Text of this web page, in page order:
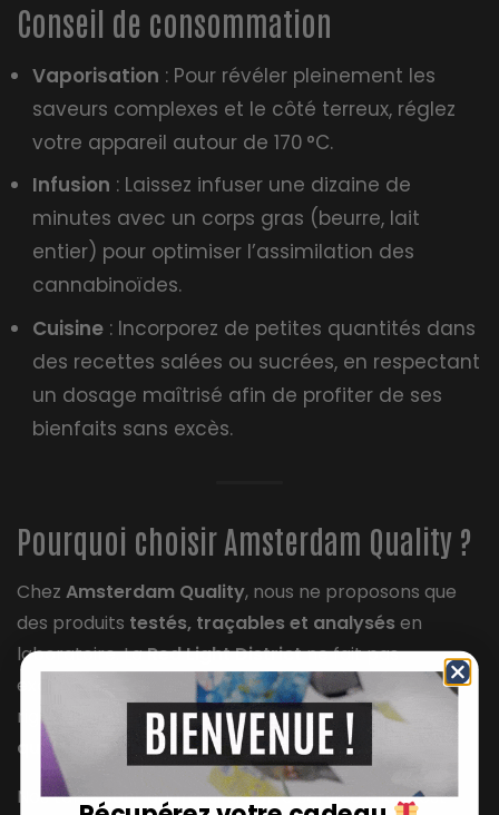
Conseil de consommation
Vaporisation : Pour révéler pleinement les
saveurs complexes et le côté terreux, réglez
votre appareil autour de 170 °C.
Infusion : Laissez infuser une dizaine de
minutes avec un corps gras (beurre, lait
entier) pour optimiser l’assimilation des
cannabinoïdes.
Cuisine : Incorporez de petites quantités dans
des recettes salées ou sucrées, en respectant
un dosage maîtrisé afin de profiter de ses
bienfaits sans excès.
Pourquoi choisir Amsterdam Quality ?
Chez Amsterdam Quality, nous ne proposons que
des produits testés, traçables et analysés en
laboratoire. LaRed Light Districtne fait pas
exception. C’est une fleur issue de circuits
rigoureusement contrôlés, pour vous garantir
qualité constante et une conformité totale
Nos tarifs sont dégressifs, notre service client est